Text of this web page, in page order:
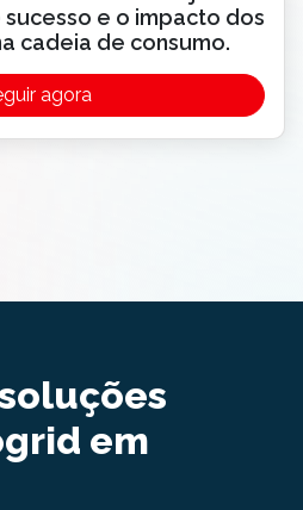
e o impacto dos
cadeia de consumo.
agora
em